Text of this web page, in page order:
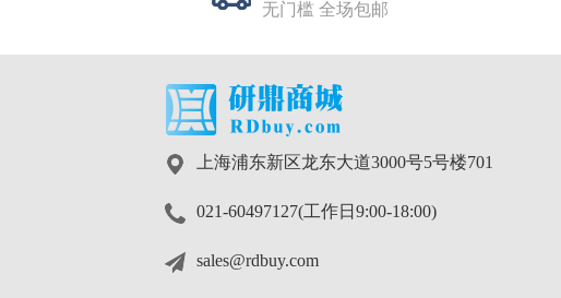
无门槛 全场包邮
上海浦东新区龙东大道3000号5号楼701
021-60497127(工作日9:00-18:00)
sales@rdbuy.com